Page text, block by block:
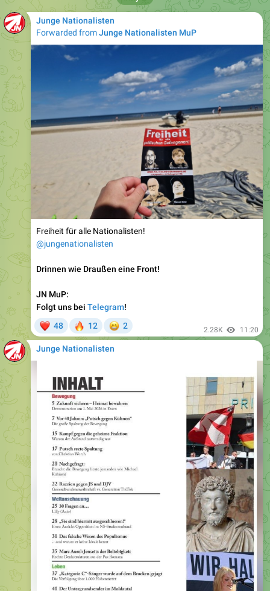
Forwarded fromJunge Nationalisten MuP
Freiheit für alle Nationalisten!
@jungenationalisten
Drinnen wie Draußen eine Front!
JN MuP:
48
😁
Junge Nationalisten